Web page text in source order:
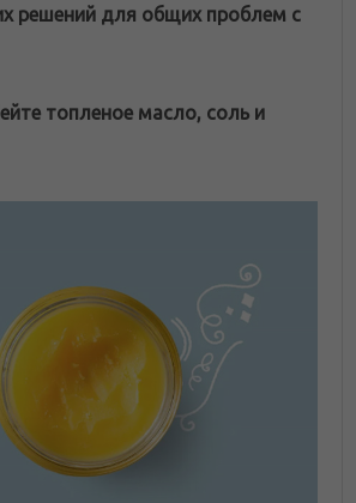
решений для общих проблем с
топленое масло, соль и